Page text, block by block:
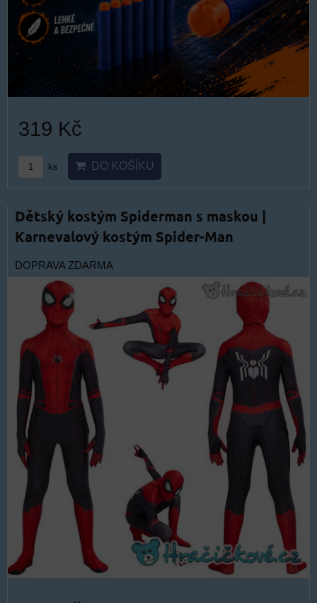
319 Kč
ks DO KOŠÍKU
Dětský kostým Spiderman s maskou |
Karnevalový kostým Spider-Man
DOPRAVA ZDARMA